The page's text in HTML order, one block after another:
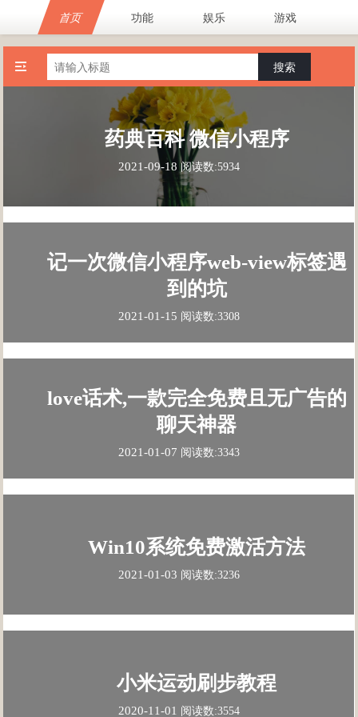
首页 功能 娱乐 游戏
搜索
药典百科 微信小程序
2021-09-18 阅读数:5934
记一次微信小程序web-view标签遇
到的坑
2021-01-15 阅读数:3308
love话术,一款完全免费且无广告的
聊天神器
2021-01-07 阅读数:3343
Win10系统免费激活方法
2021-01-03 阅读数:3236
小米运动刷步教程
2020-11-01 阅读数:3554